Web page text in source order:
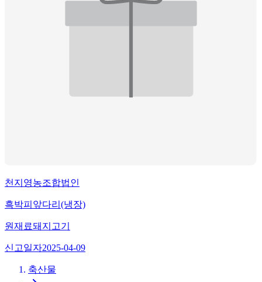
천지영농조합법인
흑박피앞다리(냉장)
원재료돼지고기
신고일자2025-04-09
축산물